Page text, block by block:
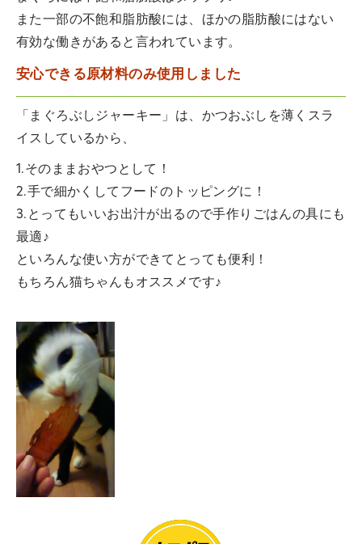
また一部の不飽和脂肪酸には、ほかの脂肪酸にはない
有効な働きがあると言われています。
安心できる原材料のみ使用しました
「まぐろぶしジャーキー」は、かつおぶしを薄くスラ
イスしているから、
1.そのままおやつとして！
2.手で細かくしてフードのトッピングに！
3.とってもいいお出汁が出るので手作りごはんの具にも
最適♪
といろんな使い方ができてとっても便利！
もちろん猫ちゃんもオススメです♪